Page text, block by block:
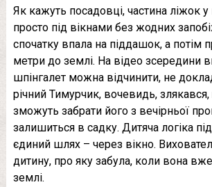
Як кажуть посадовці, частина ліжок у
просто під вікнами без жодних
спочатку впала на піддашок, а потім
метри до землі. На відео зсередини
шпінгалет можна відчинити, не
річний Тимурчик, вочевидь,
зможуть забрати його з вечірньої
залишиться в садку. Дитяча логіка
єдиний шлях – через вікно.
дитину, про яку забула, коли вона
землі.